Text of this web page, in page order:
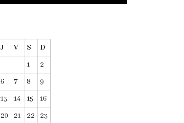
J V S
D
1
2
6 7 8
9
13 14 15
16
20 21 22
23